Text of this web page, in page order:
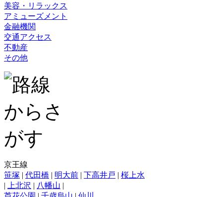
美容・リラックス
アミューズメント
金融機関
交通アクセス
不動産
その他
京王線
笹塚 | 代田橋 | 明大前 | 下高井戸 | 桜上水
|
上北沢 | 八幡山 |